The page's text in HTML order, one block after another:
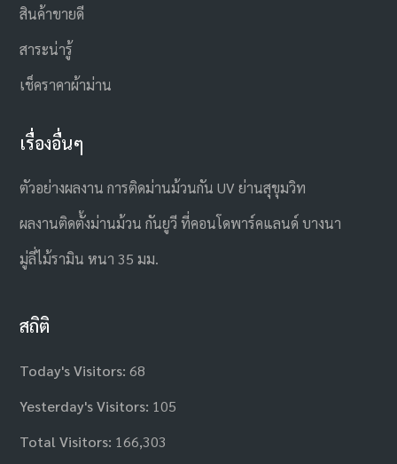
สินค้าขายดี
สาระน่ารู้
เช็คราคาผ้าม่าน
เรื่องอื่นๆ
ตัวอย่างผลงาน การติดม่านม้วนกัน UV ย่านสุขุมวิท
ผลงานติดตั้งม่านม้วน กันยูวี ที่คอนโดพาร์คแลนด์ บางนา
มู่ลี่ไม้รามิน หนา 35 มม.
สถิติ
Today's Visitors:68
Yesterday's Visitors: 105
Total Visitors: 166,303